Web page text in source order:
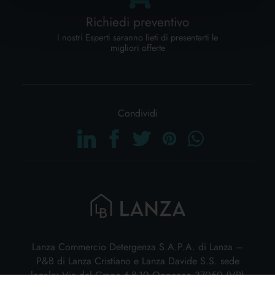
Lanza Commercio Detergenza S.A.P.A. di Lanza –
P&B di Lanza Cristiano e Lanza Davide S.S. sede
legale: Via del Grano 6-8-10 Oppeano 37050 (VR)
Condividi
Richiedi preventivo
I nostri Esperti saranno lieti di presentarti le
migliori offerte